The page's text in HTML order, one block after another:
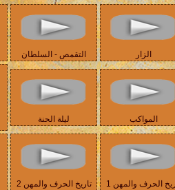
الزار التقمص - السلطان
المواكب ليلة الحنة
الحرف والمهن 1 تاريخ الحرف والمهن 2